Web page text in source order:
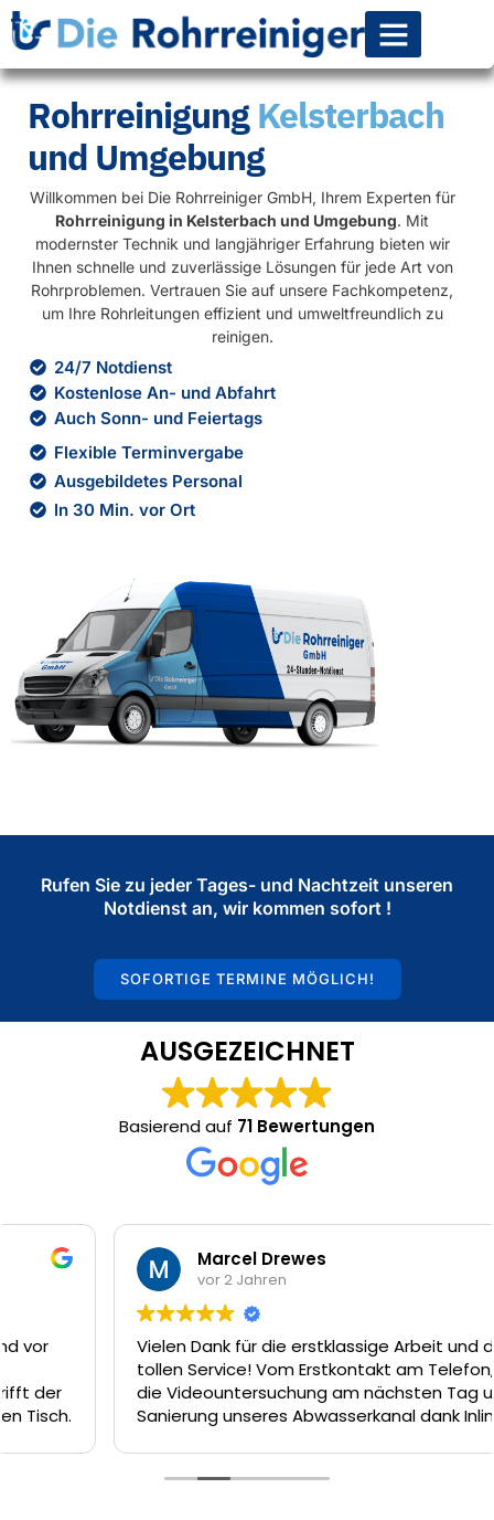
RohrreinigungKelsterbach
und Umgebung
Willkommen bei Die Rohrreiniger GmbH, Ihrem Experten für
Rohrreinigung in Kelsterbach und Umgebung. Mit
modernster Technik und langjähriger Erfahrung bieten wir
Ihnen schnelle und zuverlässige Lösungen für jede Art von
Rohrproblemen. Vertrauen Sie auf unsere Fachkompetenz,
um Ihre Rohrleitungen effizient und umweltfreundlich zu
reinigen.
24/7 Notdienst
Kostenlose An- und Abfahrt
Auch Sonn- und Feiertags
Flexible Terminvergabe
Ausgebildetes Personal
In 30 Min. vor Ort
Rufen Sie zu jeder Tages- und Nachtzeit unseren
Notdienst an, wir kommen sofort !
SOFORTIGE TERMINE MÖGLICH!
AUSGEZEICHNET
Basierend auf 71 Bewertungen
Marcel Drewes
vor 2 Jahren
Vielen Dank für die erstklassige Arbeit und den
tollen Service! Vom Erstkontakt am Telefon, über
die Videountersuchung am nächsten Tag und die
Sanierung unseres Abwasserkanal dank Inliner-
Technik am Tag darauf hätte es nicht besser
hat eine hervorragende Arbeit geleistet. Wir können